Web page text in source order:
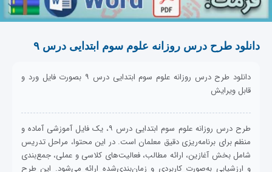
دانلود طرح درس روزانه علوم سوم ابتدایی درس ۹
دانلود طرح درس روزانه علوم سوم ابتدایی درس ۹ بصورت فایل ورد و
قابل ویرایش
طرح درس روزانه علوم سوم ابتدایی درس ۹، یک فایل آموزشی آماده و
منظم برای برنامه‌ریزی دقیق معلمان است. در این محتوا، مراحل تدریس
شامل بخش آغازین، ارائه مطالب، فعالیت‌های کلاسی و عملی، جمع‌بندی
و ارزشیابی به‌صورت کاربردی و زمان‌بندی‌شده ارائه می‌شود. این طرح